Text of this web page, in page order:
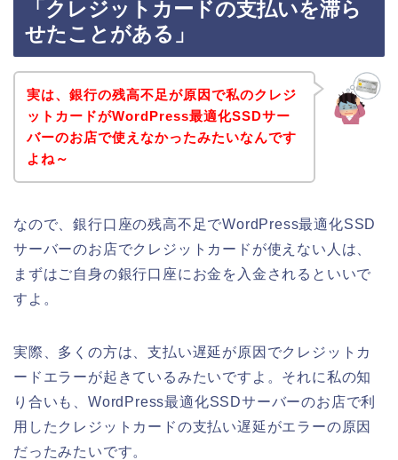
「クレジットカードの支払いを滞ら
せたことがある」
実は、銀行の残高不足が原因で私のクレジ
ットカードがWordPress最適化SSDサー
バーのお店で使えなかったみたいなんです
よね～
なので、銀行口座の残高不足でWordPress最適化SSD
サーバーのお店でクレジットカードが使えない人は、
まずはご自身の銀行口座にお金を入金されるといいで
すよ。
実際、多くの方は、支払い遅延が原因でクレジットカ
ードエラーが起きているみたいですよ。それに私の知
り合いも、WordPress最適化SSDサーバーのお店で利
用したクレジットカードの支払い遅延がエラーの原因
だったみたいです。